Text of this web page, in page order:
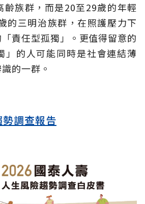
齡族群，而是20至29歲的年輕
的三明治族群，在照護壓力下
責任型孤獨」。更值得留意的
」的人可能同時是社會連結薄
的一群。
調查報告